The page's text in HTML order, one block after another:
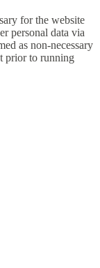
for the website
personal data via
as non-necessary
prior to running